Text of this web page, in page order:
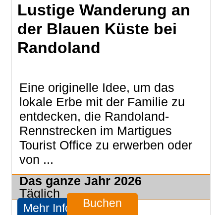
Lustige Wanderung an
der Blauen Küste bei
Randoland
Eine originelle Idee, um das
lokale Erbe mit der Familie zu
entdecken, die Randoland-
Rennstrecken im Martigues
Tourist Office zu erwerben oder
von ...
Das ganze Jahr 2026
Täglich
Mehr Infos Buchen